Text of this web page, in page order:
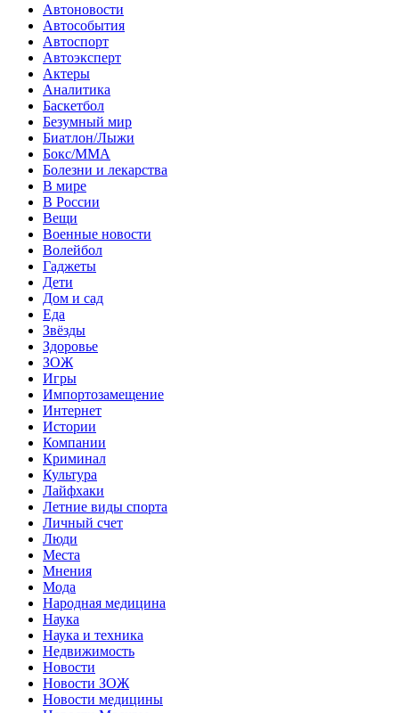
Автоновости
Автособытия
Автоспорт
Автоэксперт
Актеры
Аналитика
Баскетбол
Безумный мир
Биатлон/Лыжи
Бокс/MMA
Болезни и лекарства
В мире
В России
Вещи
Военные новости
Волейбол
Гаджеты
Дети
Дом и сад
Еда
Звёзды
Здоровье
ЗОЖ
Игры
Импортозамещение
Интернет
Истории
Компании
Криминал
Культура
Лайфхаки
Летние виды спорта
Личный счет
Люди
Места
Мнения
Мода
Народная медицина
Наука
Наука и техника
Недвижимость
Новости
Новости ЗОЖ
Новости медицины